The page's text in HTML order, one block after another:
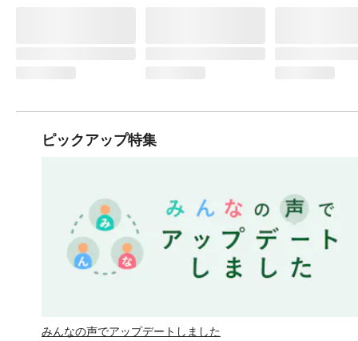
ピックアップ特集
みんなの声でアップデートしました